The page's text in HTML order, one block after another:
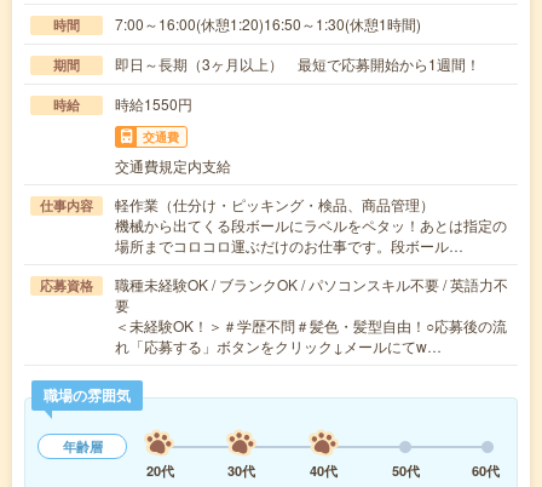
時間 7:00～16:00(休憩1:20)16:50～1:30(休憩1時間)
期間 即日～長期（3ヶ月以上） 最短で応募開始から1週間！
時給 時給1550円
交通費
交通費規定内支給
仕事内容
軽作業（仕分け・ピッキング・検品、商品管理）
機械から出てくる段ボールにラベルをペタッ！あとは指定の
場所までコロコロ運ぶだけのお仕事です。段ボール…
応募資格
職種未経験OK / ブランクOK / パソコンスキル不要 / 英語力不
要
＜未経験OK！＞＃学歴不問＃髪色・髪型自由！○応募後の流
れ「応募する」ボタンをクリック↓メールにてw…
職場の雰囲気
年齢層
20代
30代 40代 50代 60代